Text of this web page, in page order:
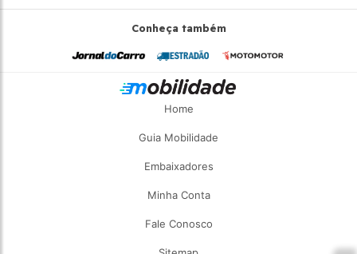
Conheça também
Home
Guia Mobilidade
Embaixadores
Minha Conta
Fale Conosco